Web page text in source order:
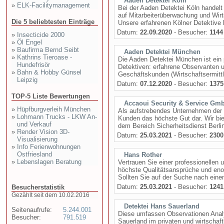
» ELK-Facilitymanagement
Die 5 beliebtesten Einträge
» Insecticide 2000
» Öl Engel
» Baufirma Bernd Seibt
» Kathrins Tieroase -
Hundefrisör
» Bahn & Hobby Günsel
Leipzig
TOP-5 Liste Bewertungen
» Hüpfburgverleih München
» Lohmann Trucks - LKW An-
und Verkauf
» Render Vision 3D-
Visualisierung
» Info Ferienwohnungen
Ostfriesland
» Lebenslagen Beratung
Besucherstatistik
Gezählt seit dem 10.02.2016
Seitenaufrufe:
Besucher:
5.244.001
791.519
Bei der Aaden Detektei Köln
auf Mitarbeiterüberwachung und
Unsere erfahrenen Kölner
Datum: 22.09.2020 - Besucher: 1144
Aaden Detektei München
Die Aaden Detektei München ist
Detektiven: erfahrene Observanten
Geschäftskunden
Datum: 07.12.2020 - Besucher: 1375
Accaoui Security & Service
Als aufstrebendes Unternehmen
Kunden das höchste Gut dar. Wir
dem Bereich Sicherheitsdienst
Datum: 25.03.2021 - Besucher: 2300
Hans Rother
Vertrauen Sie einer professionellen
höchste Qualitätsansprüche und
Sollten Sie auf der Suche nach
Datum: 25.03.2021 - Besucher: 1241
Detektei Hans Sauerland
Diese umfassen Observationen
Sauerland im privaten und